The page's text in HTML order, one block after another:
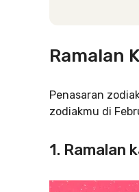
Ramalan
Penasaran
zodiakmu di
1. Ramalan